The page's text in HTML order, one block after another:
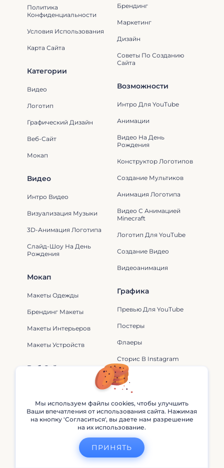
Политика
Конфиденциальности
Условия Использования
Карта Сайта
Мокап
Макеты Одежды
Брендинг Макеты
Макеты Интерьеров
Макеты Устройств
Брендинг
Маркетинг
Дизайн
Советы По Созданию
Сайта
Графика
Превью Для YouTube
Постеры
Флаеры
Сторис В Instagram
Категории
Видео
Логотип
Графический Дизайн
Веб-Сайт
Мокап
Логотип
Логотипы Для Гейминга
Логотипы-Аватары
Логотипы Для Фильмов
Возможности
Интро Для YouTube
Анимации
Видео На День
Рождения
Конструктор Логотипов
Создание Мультиков
Анимация Логотипа
Видео С Анимацией
Minecraft
Логотип Для YouTube
Создание Видео
Видеоанимация
Видео
Интро Видео
Визуализация Музыки
3D-Анимация Логотипа
Слайд-Шоу На День
Рождения
Веб-Сайт
Веб-Сайты Для Бизнеса
Веб-Сайты Для
Художеств
Веб-Сайты Для Дизайна
Веб-Сайты Для Музыки
Мы используем файлы cookies, чтобы улучшить
Ваши впечатления от использования сайта. Нажимая
на кнопку 'Согласиться', вы даете нам разрешение
на их использование.
ПРИНЯТЬ